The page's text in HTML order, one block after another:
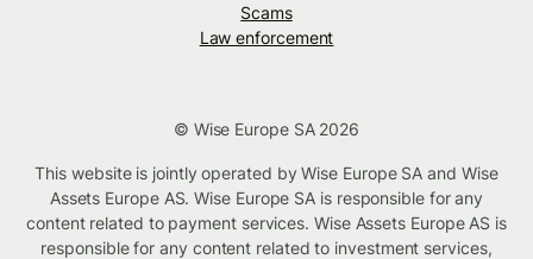
Scams
Law enforcement
© Wise Europe SA 2026
This website is jointly operated by Wise Europe SA and Wise
Assets Europe AS. Wise Europe SA is responsible for any
content related to payment services. Wise Assets Europe AS is
responsible for any content related to investment services,